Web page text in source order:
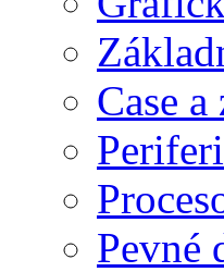
Case
Pevné